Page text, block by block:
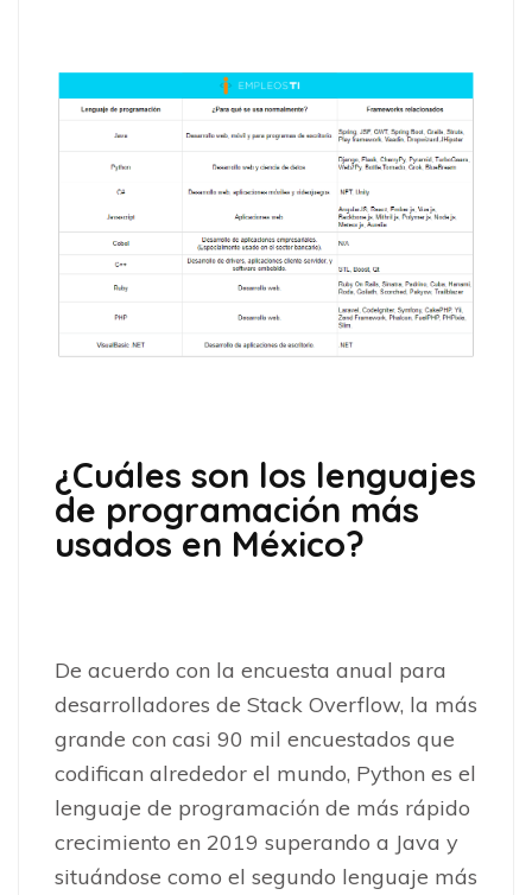
¿Cuáles son los lenguajes
de programación más
usados en México?
De acuerdo con la encuesta anual para
desarrolladores de Stack Overflow, la más
grande con casi 90 mil encuestados que
codifican alrededor el mundo, Python es el
lenguaje de programación de más rápido
crecimiento en 2019 superando a Java y
situándose como el segundo lenguaje más